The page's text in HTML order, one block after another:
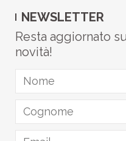
NEWSLETTER
Resta aggiornato
novità!